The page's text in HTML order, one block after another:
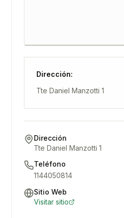
Dirección:
Tte Daniel Manzotti 1
Dirección
Tte Daniel Manzotti 1
Teléfono
1144050814
Sitio Web
Visitar sitio